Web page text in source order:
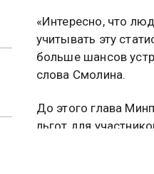
«Интересно, что
учитывать эту
больше шансов
слова Смолина.
До этого глава
льгот для